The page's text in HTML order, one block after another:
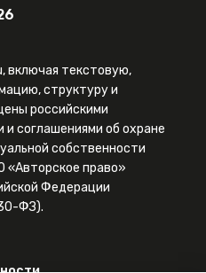
включая текстовую,
структуру и
российскими
соглашениями об охране
собственности
«Авторское право»
Федерации
ФЗ).